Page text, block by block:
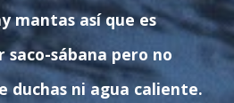
mantas así que es
sábana pero no
duchas ni agua caliente.